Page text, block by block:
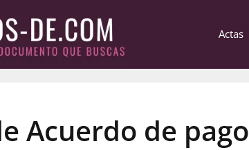
Actas
Acuerdo de pago